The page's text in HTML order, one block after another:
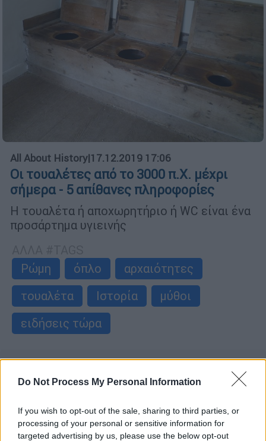
Do Not Process My Personal Information
If you wish to opt-out of the sale, sharing to third parties, or
processing of your personal or sensitive information for
targeted advertising by us, please use the below opt-out
All About History|17.12.2019 17:06
Oι τουαλέτες από το 3000 π.Χ. μέχρι
σήμερα - 5 απίθανες πληροφορίες
Η τουαλέτα ή αποχωρητήριο ή WC είναι ένα
προσάρτημα υγιεινής
Ρώμη
όπλο
αρχαιότητες
τουαλέτα
Ιστορία
μύθοι
ειδήσεις τώρα